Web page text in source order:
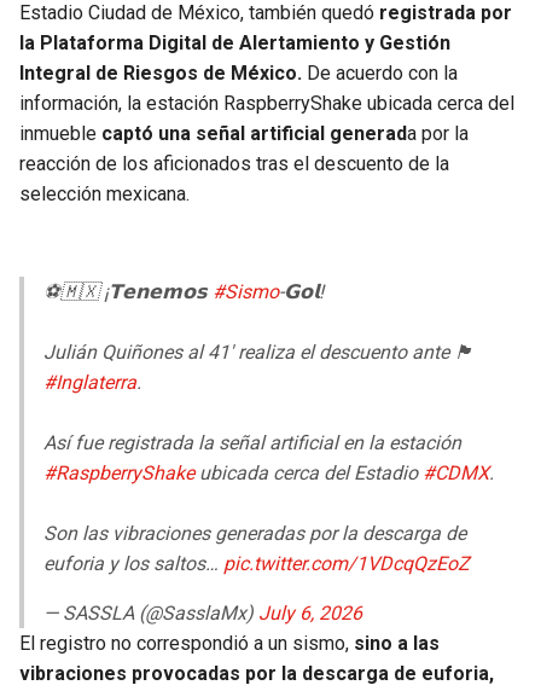
Estadio Ciudad de México, también quedó registrada por
la Plataforma Digital de Alertamiento y Gestión
Integral de Riesgos de México. De acuerdo con la
información, la estación RaspberryShake ubicada cerca del
inmueble captó una señal artificial generada por la
reacción de los aficionados tras el descuento de la
selección mexicana.
⚽️🇲🇽 ¡𝗧𝗲𝗻𝗲𝗺𝗼𝘀 #Sismo-𝗚𝗼𝗹!
Julián Quiñones al 41' realiza el descuento ante 🏴󠁧󠁢󠁥󠁮󠁧󠁿
#Inglaterra.
Así fue registrada la señal artificial en la estación
#RaspberryShakeubicada cerca del Estadio #CDMX.
Son las vibraciones generadas por la descarga de
euforia y los saltos… pic.twitter.com/1VDcqQzEoZ
— SASSLA (@SasslaMx) July 6, 2026
El registro no correspondió a un sismo, sino a las
vibraciones provocadas por la descarga de euforia,